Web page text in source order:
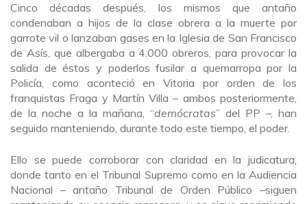
Cinco décadas después, los mismos que antaño
condenaban a hijos de la clase obrera a la muerte por
garrote vil o lanzaban gases en la Iglesia de San Francisco
de Asís, que albergaba a 4.000 obreros, para provocar la
salida de éstos y poderlos fusilar a quemarropa por la
Policía, como aconteció en Vitoria por orden de los
franquistas Fraga y Martín Villa – ambos posteriormente,
de la noche a la mañana, “demócratas” del PP –, han
seguido manteniendo, durante todo este tiempo, el poder.
Ello se puede corroborar con claridad en la judicatura,
donde tanto en el Tribunal Supremo como en la Audiencia
Nacional – antaño Tribunal de Orden Público –siguen